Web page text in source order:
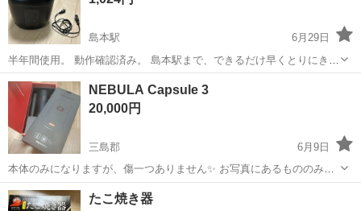
島本駅
6月29日
半年間使用。 動作確認済み。 島本駅まで、できるだけ早くとりにきて
くれる方を優先させていただきます。 よろしくおねがいします。
大阪 三島郡
NEBULA Capsule 3
20,000円
三島郡
6月9日
本体のみになりますが、傷一つありません✨️ お写真にあるもののみに
なります。 付属品無しです。
大阪 三島郡 プロジェクター、ホームシアター
たこ焼き器